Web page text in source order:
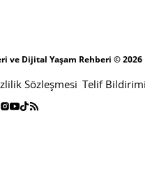
ve Dijital Yaşam Rehberi © 2026
Sözleşmesi Telif Bildirimi